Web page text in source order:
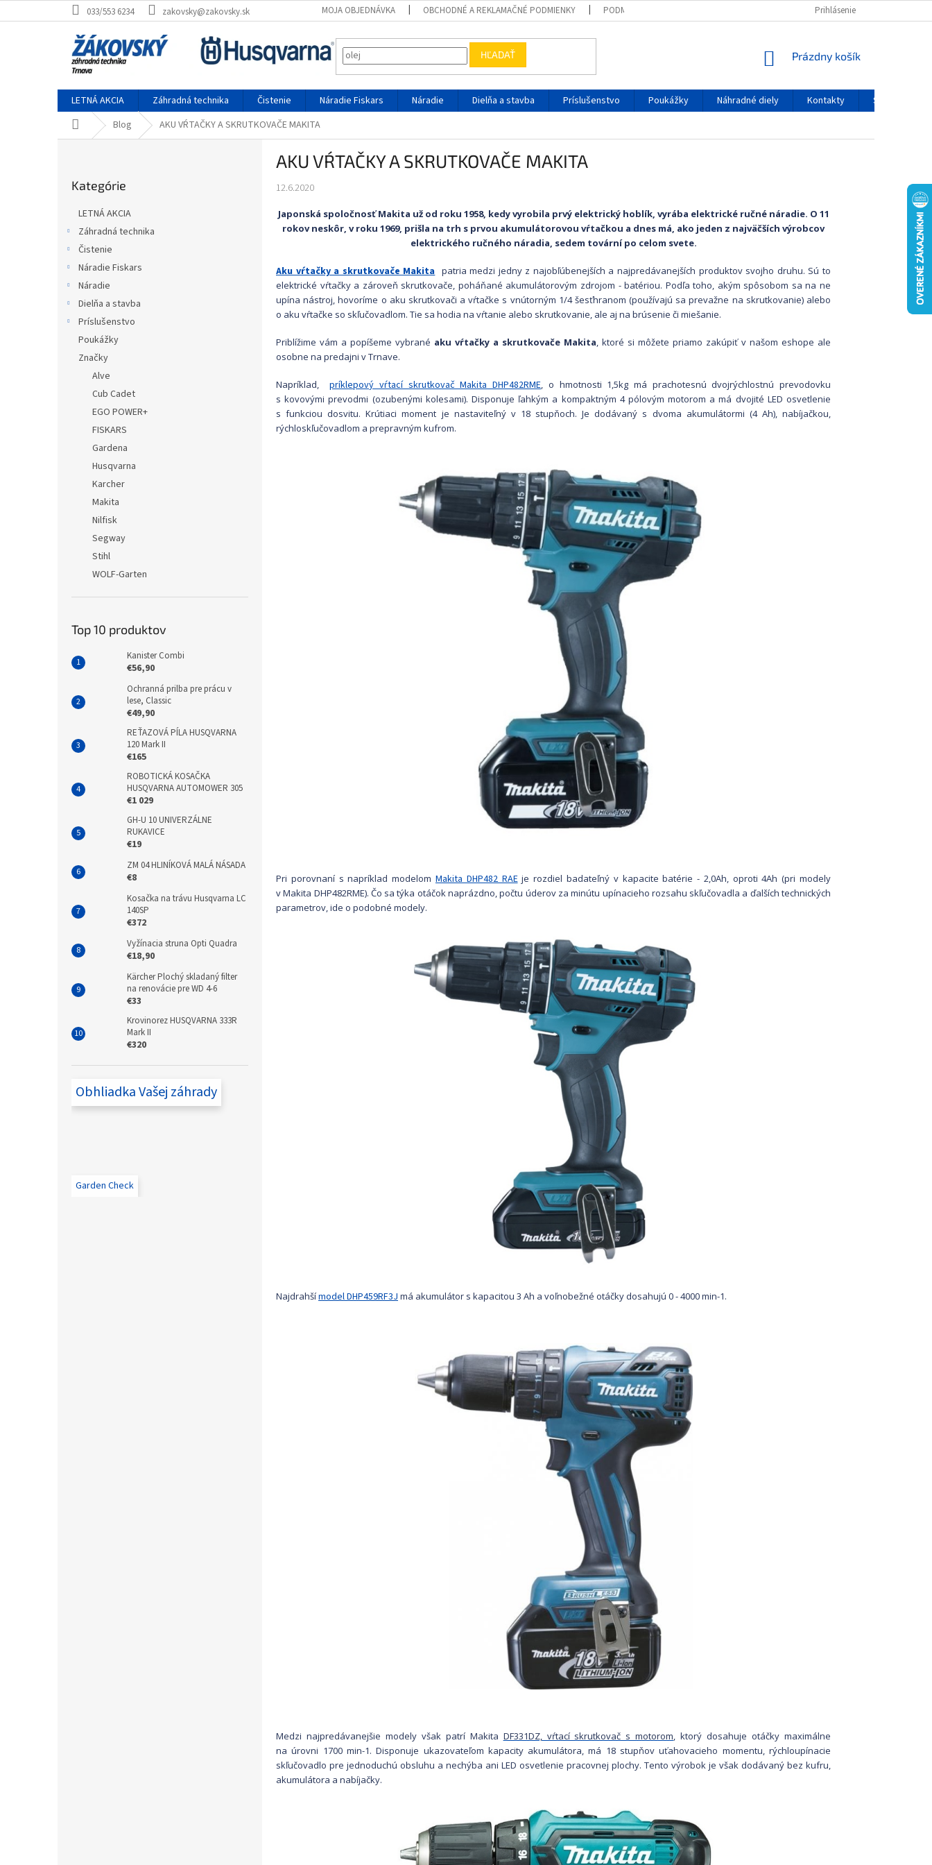
033/553 6234 zakovsky@zakovsky.sk MOJA OBJEDNÁVKA OBCHODNÉ A REKLAMAČNÉ PODMIENKY PODMIENKY OCHRANY OSOBNÝCH ÚDAJOV Prihlásenie
HĽADAŤ NÁKUPNÝ KOŠÍK
Prázdny košík
LETNÁ AKCIA Záhradná technika Čistenie Náradie Fiskars Náradie Dielňa a stavba Príslušenstvo Poukážky Náhradné diely Kontakty Servis
DomovBlog AKU VŔTAČKY A SKRUTKOVAČE MAKITA
Kategórie
LETNÁ AKCIA
Záhradná technika
Čistenie
Náradie Fiskars
Náradie
Dielňa a stavba
Príslušenstvo
Poukážky
Značky
Alve
Cub Cadet
EGO POWER+
FISKARS
Gardena
Husqvarna
Karcher
Makita
Nilfisk
Segway
Stihl
WOLF-Garten
Top 10 produktov
Kanister Combi
€56,90
Ochranná prilba pre prácu v
lese, Classic
€49,90
REŤAZOVÁ PÍLA HUSQVARNA
120 Mark II
€165
ROBOTICKÁ KOSAČKA
HUSQVARNA AUTOMOWER 305
€1 029
GH-U 10 UNIVERZÁLNE
RUKAVICE
€19
ZM 04 HLINÍKOVÁ MALÁ NÁSADA
€8
Kosačka na trávu Husqvarna LC
140SP
€372
Vyžínacia struna Opti Quadra
€18,90
Kärcher Plochý skladaný filter
na renovácie pre WD 4-6
€33
Krovinorez HUSQVARNA 333R
Mark II
€320
Obhliadka Vašej záhrady
Garden Check
AKU VŔTAČKY A SKRUTKOVAČE MAKITA
12.6.2020
Japonská spoločnosť Makita už od roku 1958, kedy vyrobila prvý elektrický hoblík, vyrába elektrické ručné náradie. O 11
rokov neskôr, v roku 1969, prišla na trh s prvou akumulátorovou vŕtačkou a dnes má, ako jeden z najväčších výrobcov
elektrického ručného náradia, sedem tovární po celom svete.
Aku vŕtačky a skrutkovače Makita patria medzi jedny z najobľúbenejších a najpredávanejších produktov svojho druhu. Sú to
elektrické vŕtačky a zároveň skrutkovače, poháňané akumulátorovým zdrojom - batériou. Podľa toho, akým spôsobom sa na ne
upína nástroj, hovoríme o aku skrutkovači a vŕtačke s vnútorným 1/4 šesťhranom (používajú sa prevažne na skrutkovanie) alebo
o aku vŕtačke so skľučovadlom. Tie sa hodia na vŕtanie alebo skrutkovanie, ale aj na brúsenie či miešanie.
Priblížime vám a popíšeme vybrané aku vŕtačky a skrutkovače Makita, ktoré si môžete priamo zakúpiť v našom eshope ale
osobne na predajni v Trnave.
Napríklad,príklepový vŕtací skrutkovač Makita DHP482RME, o hmotnosti 1,5kg má prachotesnú dvojrýchlostnú prevodovku
s kovovými prevodmi (ozubenými kolesami). Disponuje ľahkým a kompaktným 4 pólovým motorom a má dvojité LED osvetlenie
s funkciou dosvitu. Krútiaci moment je nastaviteľný v 18 stupňoch. Je dodávaný s dvoma akumulátormi (4 Ah), nabíjačkou,
rýchloskľučovadlom a prepravným kufrom.
Pri porovnaní s napríklad modelom Makita DHP482 RAE je rozdiel badateľný v kapacite batérie - 2,0Ah, oproti 4Ah (pri modely
v Makita DHP482RME). Čo sa týka otáčok naprázdno, počtu úderov za minútu upínacieho rozsahu skľučovadla a ďalších technických
parametrov, ide o podobné modely.
Najdrahšímodel DHP459RF3J má akumulátor s kapacitou 3 Ah a voľnobežné otáčky dosahujú 0 - 4000 min-1.
Medzi najpredávanejšie modely však patrí Makita DF331DZ, vŕtací skrutkovač s motorom, ktorý dosahuje otáčky maximálne
na úrovni 1700 min-1. Disponuje ukazovateľom kapacity akumulátora, má 18 stupňov uťahovacieho momentu, rýchloupínacie
skľučovadlo pre jednoduchú obsluhu a nechýba ani LED osvetlenie pracovnej plochy. Tento výrobok je však dodávaný bez kufru,
akumulátora a nabíjačky.